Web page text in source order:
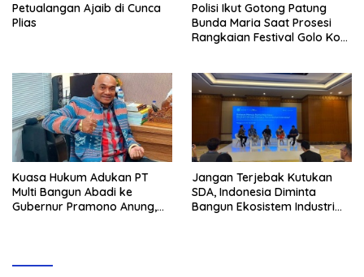
Petualangan Ajaib di Cunca
Plias
Polisi Ikut Gotong Patung
Bunda Maria Saat Prosesi
Rangkaian Festival Golo Koe
Kuasa Hukum Adukan PT
Multi Bangun Abadi ke
Gubernur Pramono Anung,
Jangan Terjebak Kutukan
SDA, Indonesia Diminta
Bangun Ekosistem Industri